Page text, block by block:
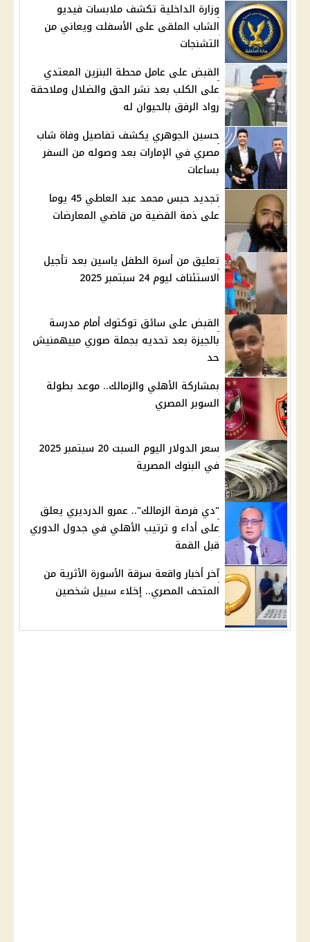
وزارة الداخلية تكشف ملابسات فيديو
الشاب الملقى على الأسفلت ويعاني من
التشنجات
القبض على عامل محطة البنزين المعتدي
على الكلب بعد نشر الحق والضلال وملاحقة
رواد الرفق بالحيوان له
حسين الجوهري يكشف تفاصيل وفاة شاب
مصري في الإمارات بعد وصوله من السفر
بساعات
تجديد حبس محمد عبد العاطي 45 يوما
على ذمة القضية من قاضي المعارضات
تعليق من أسرة الطفل ياسين بعد تأجيل
الاستئناف ليوم 24 سبتمبر 2025
القبض على سائق توكتوك أمام مدرسة
بالجيزة بعد تحديه بجملة صوري مبيهمنيش
حد
بمشاركة الأهلي والزمالك.. موعد بطولة
السوبر المصري
سعر الدولار اليوم السبت 20 سبتمبر 2025
في البنوك المصرية
"دي فرصة الزمالك".. عمرو الدرديري يعلق
على أداء و ترتيب الأهلي في جدول الدوري
قبل القمة
آخر أخبار واقعة سرقة الأسورة الأثرية من
المتحف المصري.. إخلاء سبيل شخصين